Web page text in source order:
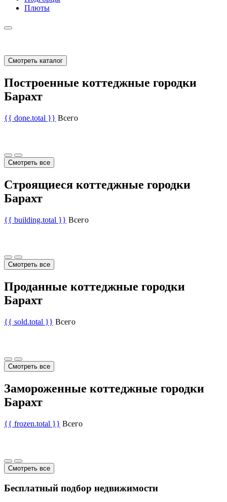
Плюты
Смотреть каталог
Построенные коттеджные городки
Барахт
{{ done.total }} Всего
Смотреть все
Строящиеся коттеджные городки
Барахт
{{ building.total }} Всего
Смотреть все
Проданные коттеджные городки
Барахт
{{ sold.total }} Всего
Смотреть все
Замороженные коттеджные городки
Барахт
{{ frozen.total }} Всего
Смотреть все
Бесплатный подбор недвижимости